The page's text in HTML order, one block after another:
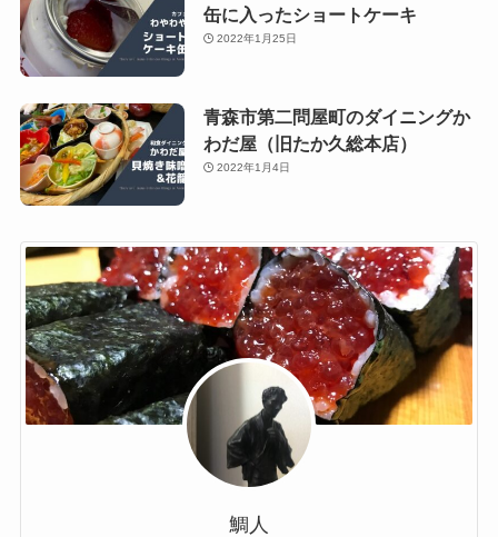
缶に入ったショートケーキ
2022年1月25日
青森市第二問屋町のダイニングか
わだ屋（旧たか久総本店）
2022年1月4日
鯛人